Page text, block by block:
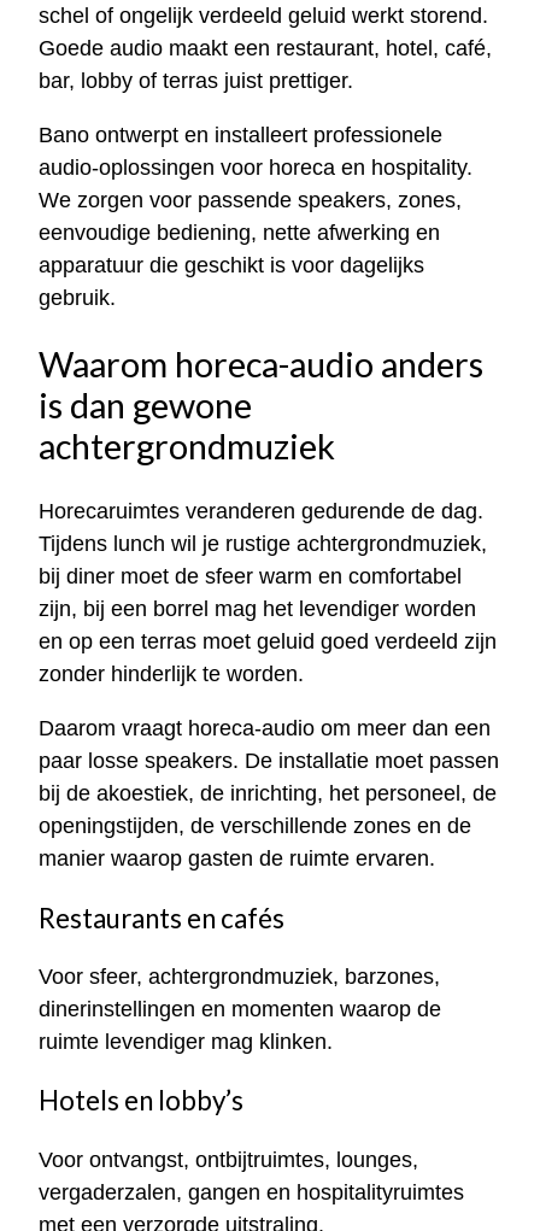
schel of ongelijk verdeeld geluid werkt storend.
Goede audio maakt een restaurant, hotel, café,
bar, lobby of terras juist prettiger.
Bano ontwerpt en installeert professionele
audio-oplossingen voor horeca en hospitality.
We zorgen voor passende speakers, zones,
eenvoudige bediening, nette afwerking en
apparatuur die geschikt is voor dagelijks
gebruik.
Waarom horeca-audio anders
is dan gewone
achtergrondmuziek
Horecaruimtes veranderen gedurende de dag.
Tijdens lunch wil je rustige achtergrondmuziek,
bij diner moet de sfeer warm en comfortabel
zijn, bij een borrel mag het levendiger worden
en op een terras moet geluid goed verdeeld zijn
zonder hinderlijk te worden.
Daarom vraagt horeca-audio om meer dan een
paar losse speakers. De installatie moet passen
bij de akoestiek, de inrichting, het personeel, de
openingstijden, de verschillende zones en de
manier waarop gasten de ruimte ervaren.
Restaurants en cafés
Voor sfeer, achtergrondmuziek, barzones,
dinerinstellingen en momenten waarop de
ruimte levendiger mag klinken.
Hotels en lobby’s
Voor ontvangst, ontbijtruimtes, lounges,
vergaderzalen, gangen en hospitalityruimtes
met een verzorgde uitstraling.